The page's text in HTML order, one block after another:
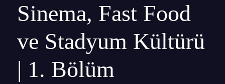
Sinema, Fast Food
ve Stadyum Kültürü
| 1. Bölüm